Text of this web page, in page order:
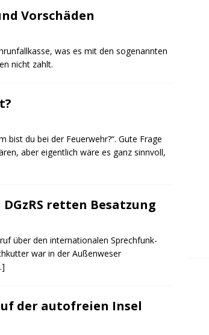
Vorschäden
was es mit den sogenannten
nicht zahlt.
bist du bei der Feuerwehr?“. Gute Frage
aber eigentlich wäre es ganz sinnvoll,
retten Besatzung
über den internationalen Sprechfunk-
war in der Außenweser
der autofreien Insel